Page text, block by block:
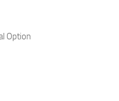
Option